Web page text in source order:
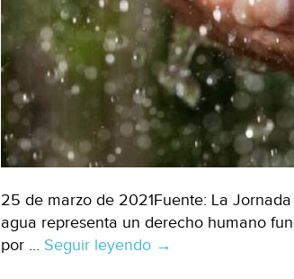
25 de marzo de 2021Fuente: La
agua representa un derecho humano
por … Seguir leyendo Opinión:
→